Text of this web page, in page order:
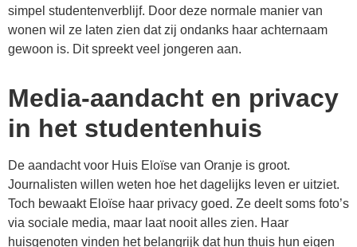
simpel studentenverblijf. Door deze normale manier van
wonen wil ze laten zien dat zij ondanks haar achternaam
gewoon is. Dit spreekt veel jongeren aan.
Media-aandacht en privacy
in het studentenhuis
De aandacht voor Huis Eloïse van Oranje is groot.
Journalisten willen weten hoe het dagelijks leven er uitziet.
Toch bewaakt Eloïse haar privacy goed. Ze deelt soms foto’s
via sociale media, maar laat nooit alles zien. Haar
huisgenoten vinden het belangrijk dat hun thuis hun eigen